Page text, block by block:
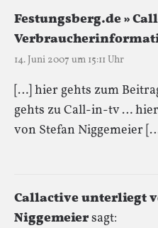
Festungsberg.de »
14. Juni 2007 um 15:11 Uhr
[…] hier gehts zum
gehts zu Call-in-tv …
von Stefan Niggemeier
Callactive unterliegt
Niggemeiersagt: